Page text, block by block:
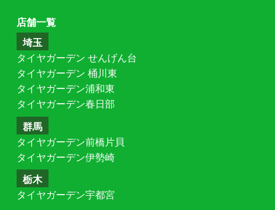
店舗一覧
埼玉
タイヤガーデン せんげん台
タイヤガーデン 桶川東
タイヤガーデン浦和東
タイヤガーデン春日部
群馬
タイヤガーデン前橋片貝
タイヤガーデン伊勢崎
栃木
タイヤガーデン宇都宮